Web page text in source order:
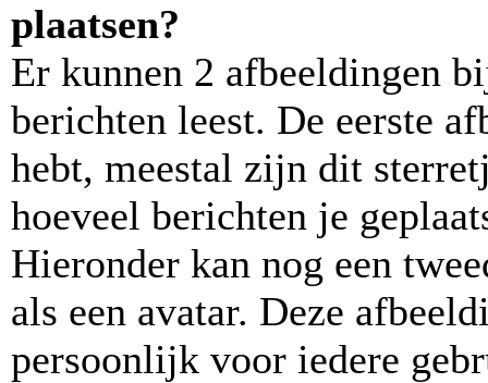
plaatsen?
Er kunnen 2 afbeeldingen
berichten leest. De eerste
hebt, meestal zijn dit
hoeveel berichten je
Hieronder kan nog een
als een avatar. Deze
persoonlijk voor iedere